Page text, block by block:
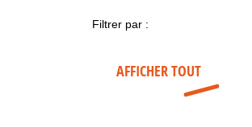
Filtrer par :
AFFICHER TOUT